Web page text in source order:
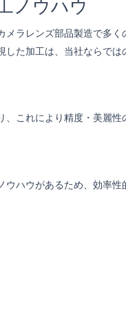
ノウハウ
メラレンズ部品製造で多
した加工は、当社ならで
、これにより精度・美麗
ウハウがあるため、効率